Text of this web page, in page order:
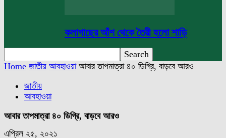
কলাগাছের আঁশ থেকে তৈরী হলো শাড়ি
Home জাতীয় আবহাওয়া আবার তাপমাত্রা ৪০ ডিগ্রি, বাড়বে আরও
জাতীয়
আবহাওয়া
আবার তাপমাত্রা ৪০ ডিগ্রি, বাড়বে আরও
এপ্রিল ২৫, ২০২১